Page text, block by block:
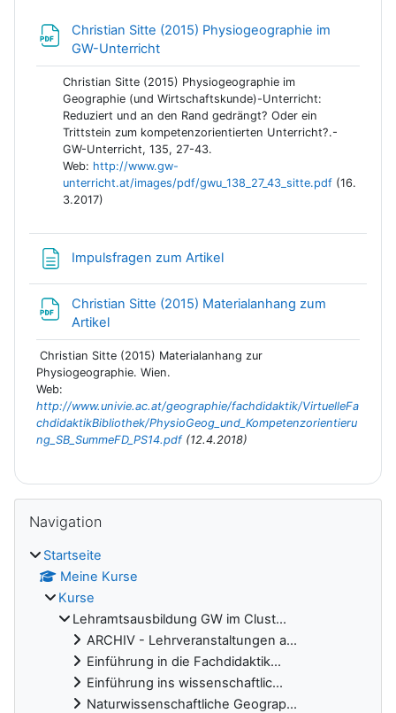
Christian Sitte (2015) Physiogeographie im
GW-UnterrichtLink/URL
Christian Sitte (2015) Physiogeographie im
Geographie (und Wirtschaftskunde)-Unterricht:
Reduziert und an den Rand gedrängt? Oder ein
Trittstein zum kompetenzorientierten Unterricht?.-
GW-Unterricht, 135, 27-43.
Web: http://www.gw-
unterricht.at/images/pdf/gwu_138_27_43_sitte.pdf (16.
3.2017)
Impulsfragen zum ArtikelTextseite
Christian Sitte (2015) Materialanhang zum
ArtikelLink/URL
Christian Sitte (2015) Materialanhang zur
Physiogeographie. Wien.
Web:
http://www.univie.ac.at/geographie/fachdidaktik/VirtuelleFa
chdidaktikBibliothek/PhysioGeog_und_Kompetenzorientieru
ng_SB_SummeFD_PS14.pdf(12.4.2018)
Blöcke
Navigation
Startseite
Meine Kurse
Kurse
Lehramtsausbildung GW im Clust...
ARCHIV - Lehrveranstaltungen a...
Einführung in die Fachdidaktik...
Einführung ins wissenschaftlic...
Naturwissenschaftliche Geograp...